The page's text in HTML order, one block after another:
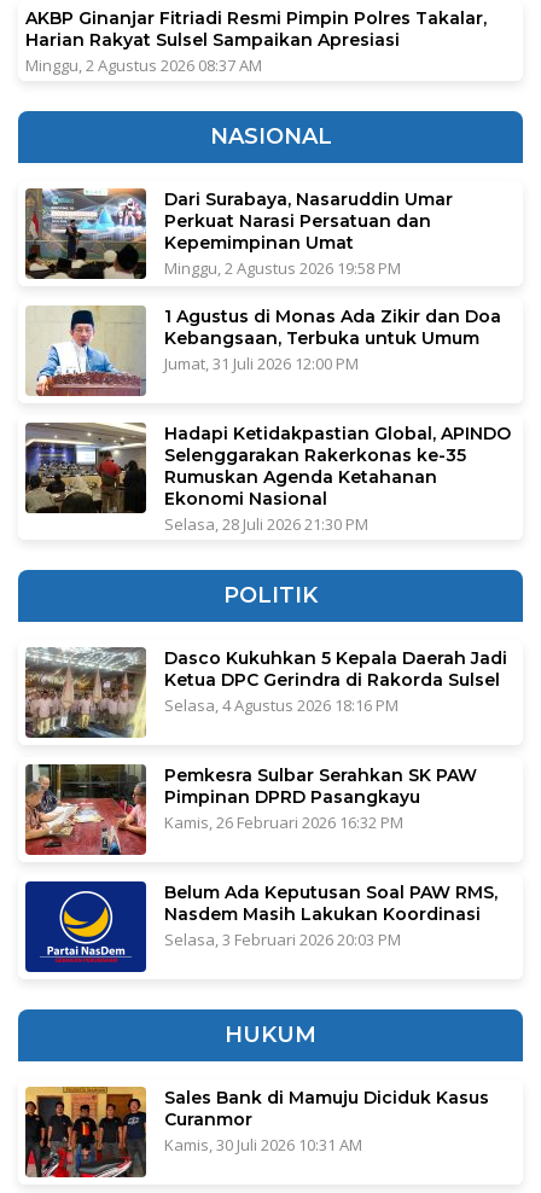
AKBP Ginanjar Fitriadi Resmi Pimpin Polres Takalar,
Harian Rakyat Sulsel Sampaikan Apresiasi
Minggu, 2 Agustus 2026 08:37 AM
NASIONAL
Dari Surabaya, Nasaruddin Umar
Perkuat Narasi Persatuan dan
Kepemimpinan Umat
Minggu, 2 Agustus 2026 19:58 PM
1 Agustus di Monas Ada Zikir dan Doa
Kebangsaan, Terbuka untuk Umum
Jumat, 31 Juli 2026 12:00 PM
Hadapi Ketidakpastian Global, APINDO
Selenggarakan Rakerkonas ke-35
Rumuskan Agenda Ketahanan
Ekonomi Nasional
Selasa, 28 Juli 2026 21:30 PM
POLITIK
Dasco Kukuhkan 5 Kepala Daerah Jadi
Ketua DPC Gerindra di Rakorda Sulsel
Selasa, 4 Agustus 2026 18:16 PM
Pemkesra Sulbar Serahkan SK PAW
Pimpinan DPRD Pasangkayu
Kamis, 26 Februari 2026 16:32 PM
Belum Ada Keputusan Soal PAW RMS,
Nasdem Masih Lakukan Koordinasi
Selasa, 3 Februari 2026 20:03 PM
HUKUM
Sales Bank di Mamuju Diciduk Kasus
Curanmor
Kamis, 30 Juli 2026 10:31 AM